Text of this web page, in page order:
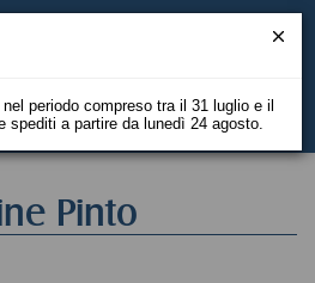
EN
Pinto
periodo compreso tra il 31 luglio e il
spediti a partire da lunedì 24 agosto.